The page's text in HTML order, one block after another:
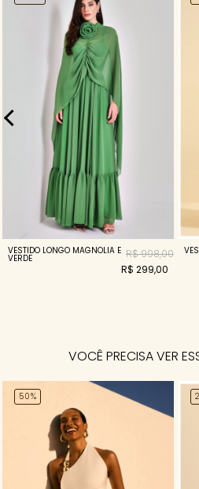
VESTIDO LONGO MAGNOLIA E
VERDE
R$ 998,00
R$ 299,00
VOCÊ PRECISA VER
50%